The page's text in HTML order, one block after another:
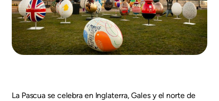
La Pascua se celebra en Inglaterra, Gales y el norte de